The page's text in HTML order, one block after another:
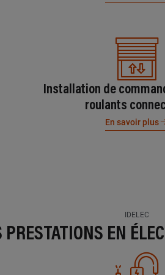
Installation de
roulants
En savoir plus
IDELEC
PRESTATIONS EN